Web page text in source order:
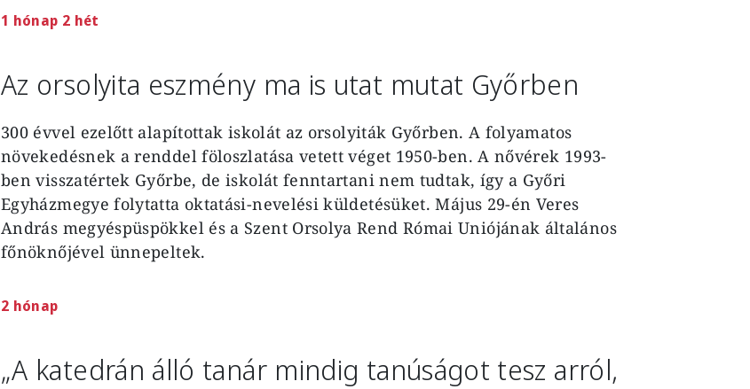
1 hónap 2 hét
Az orsolyita eszmény ma is utat mutat Győrben
300 évvel ezelőtt alapítottak iskolát az orsolyiták Győrben. A folyamatos
növekedésnek a renddel föloszlatása vetett véget 1950-ben. A nővérek 1993-
ben visszatértek Győrbe, de iskolát fenntartani nem tudtak, így a Győri
Egyházmegye folytatta oktatási-nevelési küldetésüket. Május 29-én Veres
András megyéspüspökkel és a Szent Orsolya Rend Római Uniójának általános
főnöknőjével ünnepeltek.
2 hónap
„A katedrán álló tanár mindig tanúságot tesz arról,